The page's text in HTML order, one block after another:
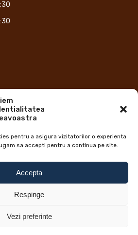
pentru a asigura vizitatorilor o experienta
sa accepti pentru a continua pe site.
Accepta
Respinge
Vezi preferinte
Delivery.Designed by